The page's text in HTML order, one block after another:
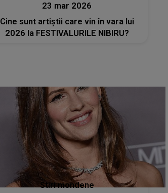
23 mar 2026
Cine sunt artiștii care vin în vara lui
2026 la FESTIVALURILE NIBIRU?
Stiri mondene